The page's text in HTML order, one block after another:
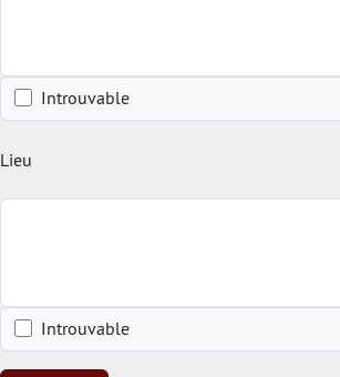
Introuvable
Lieu
Introuvable